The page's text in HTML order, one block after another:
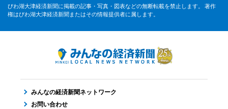
びわ湖大津経済新聞に掲載の記事・写真・図表などの無断転載を禁止します。 著作
権はびわ湖大津経済新聞またはその情報提供者に属します。
みんなの経済新聞ネットワーク
お問い合わせ